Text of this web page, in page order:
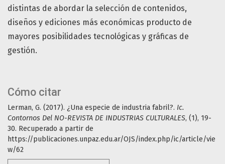
Cómo citar
Lerman, G. (2017). ¿Una especie de industria fabril?. Ic.
Contornos Del NO-REVISTA DE INDUSTRIAS CULTURALES, (1), 19-
30. Recuperado a partir de
https://publicaciones.unpaz.edu.ar/OJS/index.php/ic/article/vie
w/62
distintas de abordar la selección de contenidos,
diseños y ediciones más económicas producto de
mayores posibilidades tecnológicas y gráficas de
gestión.